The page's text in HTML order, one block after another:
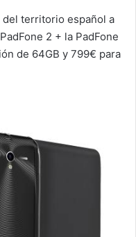
del territorio español a
2 + la PadFone
de 64GB y 799€ para